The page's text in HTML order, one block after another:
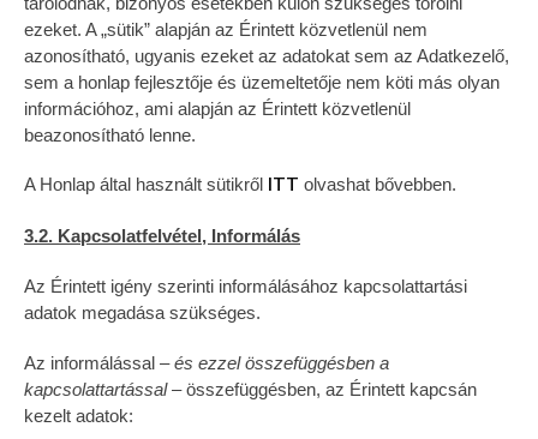
ezeket. A „sütik” alapján az Érintett közvetlenül nem
azonosítható, ugyanis ezeket az adatokat sem az Adatkezelő,
sem a honlap fejlesztője és üzemeltetője nem köti más olyan
információhoz, ami alapján az Érintett közvetlenül
beazonosítható lenne.
A Honlap által használt sütikről olvashat bővebben.
3.2. Kapcsolatfelvétel, Informálás
Az Érintett igény szerinti informálásához kapcsolattartási
adatok megadása szükséges.
Az informálással – és ezzel összefüggésben a
kapcsolattartással– összefüggésben, az Érintett kapcsán
kezelt adatok: